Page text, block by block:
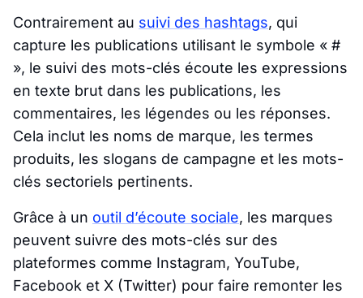
Contrairement au suivi des hashtags, qui
capture les publications utilisant le symbole « #
», le suivi des mots-clés écoute les expressions
en texte brut dans les publications, les
commentaires, les légendes ou les réponses.
Cela inclut les noms de marque, les termes
produits, les slogans de campagne et les mots-
clés sectoriels pertinents.
Grâce à un outil d’écoute sociale, les marques
peuvent suivre des mots-clés sur des
plateformes comme Instagram, YouTube,
Facebook et X (Twitter) pour faire remonter les